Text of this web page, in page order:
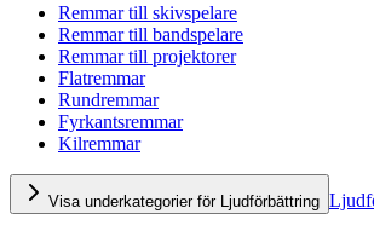
Remmar till skivspelare
Remmar till bandspelare
Remmar till projektorer
Flatremmar
Rundremmar
Fyrkantsremmar
Kilremmar
Visa underkategorier för Ljudförbättring